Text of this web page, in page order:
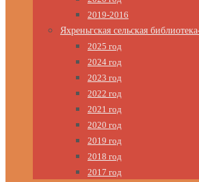
2019-2016
Яхреньгская сельская
2025 год
2024 год
2023 год
2022 год
2021 год
2020 год
2019 год
2018 год
2017 год